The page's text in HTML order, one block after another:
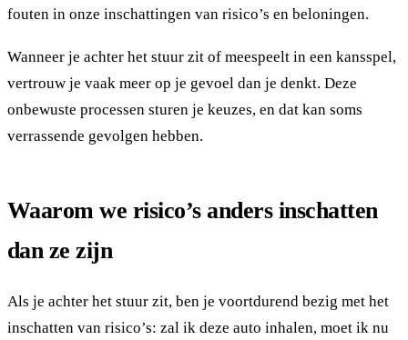
fouten in onze inschattingen van risico’s en beloningen.
Wanneer je achter het stuur zit of meespeelt in een kansspel,
vertrouw je vaak meer op je gevoel dan je denkt. Deze
onbewuste processen sturen je keuzes, en dat kan soms
verrassende gevolgen hebben.
Waarom we risico’s anders inschatten
dan ze zijn
Als je achter het stuur zit, ben je voortdurend bezig met het
inschatten van risico’s: zal ik deze auto inhalen, moet ik nu